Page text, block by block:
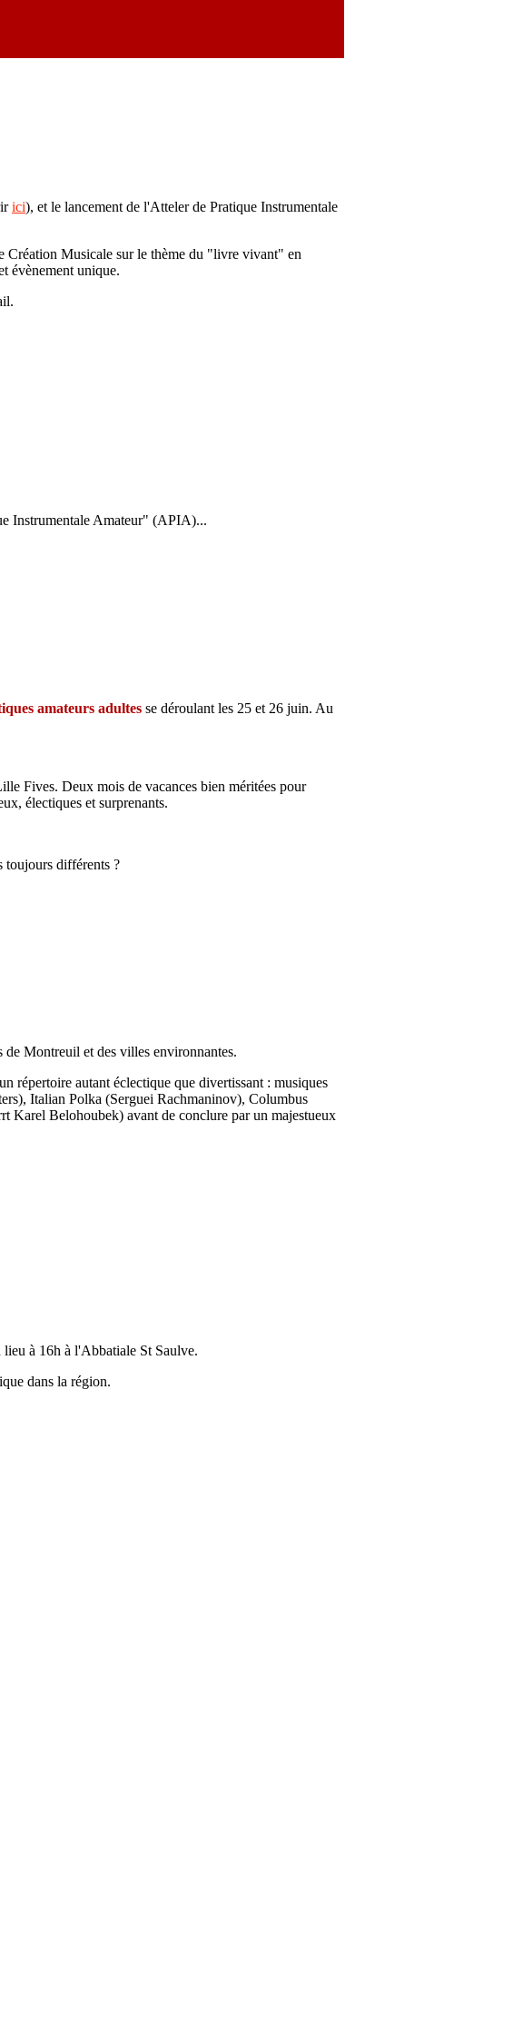
ici), et le lancement de l'Atteler de Pratique Instrumentale
Création Musicale sur le thème du "livre vivant" en
évènement unique.
Instrumentale Amateur" (APIA)...
amateurs adultes se déroulant les 25 et 26 juin. Au
Fives. Deux mois de vacances bien méritées pour
électiques et surprenants.
toujours différents ?
Montreuil et des villes environnantes.
répertoire autant éclectique que divertissant : musiques
Italian Polka (Serguei Rachmaninov), Columbus
Belohoubek) avant de conclure par un majestueux
à 16h à l'Abbatiale St Saulve.
dans la région.